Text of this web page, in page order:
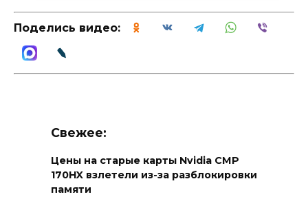
Поделись видео:
Свежее:
Цены на старые карты Nvidia CMP
170HX взлетели из-за разблокировки
памяти